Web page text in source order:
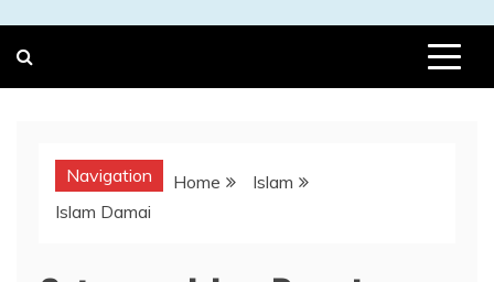
Navigation Home
Islam
Islam Damai